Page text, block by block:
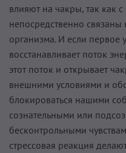
влияют на чакры, так как с
непосредственно
организма. И если
восстанавливает поток
этот поток и открывает
внешними условиями и
блокироваться нашими
сознательными или
бесконтрольными
стрессовая реакция